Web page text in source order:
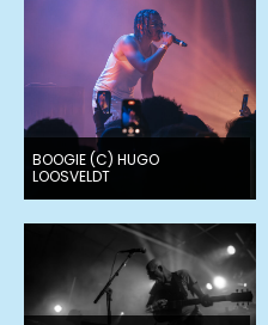
BOOGIE (C) HUGO
LOOSVELDT